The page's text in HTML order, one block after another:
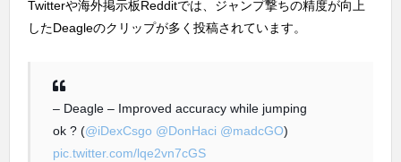
Twitterや海外掲示板Redditでは、ジャンプ撃ちの精度が向上
したDeagleのクリップが多く投稿されています。
– Deagle – Improved accuracy while jumping
ok ? (@iDexCsgo @DonHaci @madcGO)
pic.twitter.com/lqe2vn7cGS